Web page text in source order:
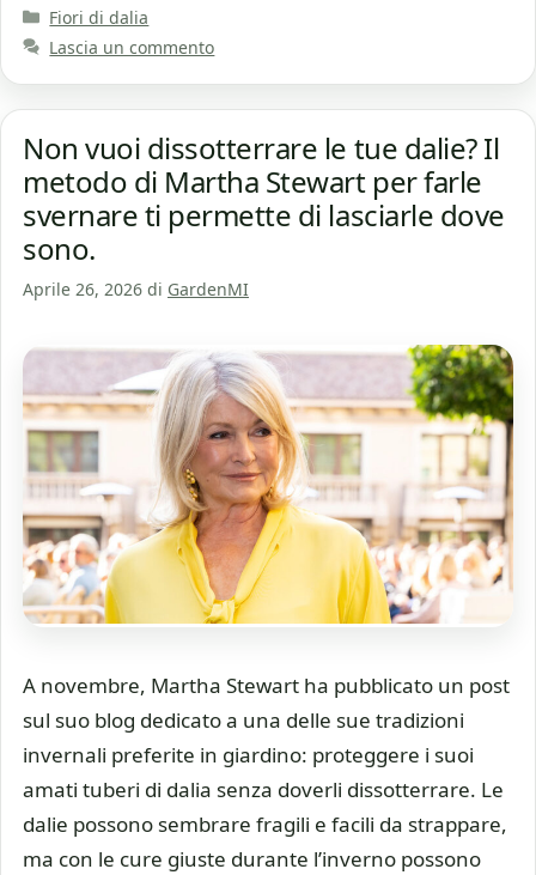
Categorie
Fiori di dalia
Lascia un commento
Non vuoi dissotterrare le tue dalie? Il
metodo di Martha Stewart per farle
svernare ti permette di lasciarle dove
sono.
Aprile 26, 2026 di GardenMI
A novembre, Martha Stewart ha pubblicato un post
sul suo blog dedicato a una delle sue tradizioni
invernali preferite in giardino: proteggere i suoi
amati tuberi di dalia senza doverli dissotterrare. Le
dalie possono sembrare fragili e facili da strappare,
ma con le cure giuste durante l’inverno possono